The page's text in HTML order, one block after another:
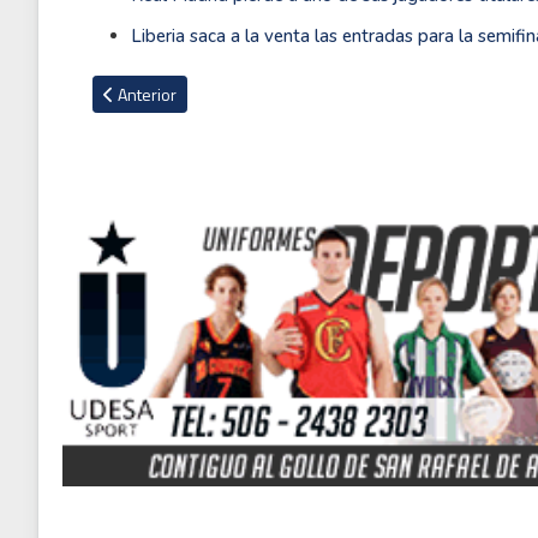
Liberia saca a la venta las entradas para la
Artículo anterior: Santos de la mano de Neymar logró la
Anterior